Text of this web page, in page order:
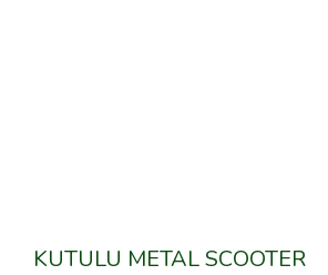
KUTULU METAL SCOOTER